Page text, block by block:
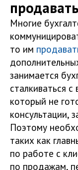
Многие
то им
занимается
сталкиваться
который не
консультации,
Поэтому
таких как
по работе с
по продажам,